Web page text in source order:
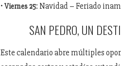
• Viernes 25: Navidad – Feriado
SAN PEDRO, UN
Este calendario abre múltiples